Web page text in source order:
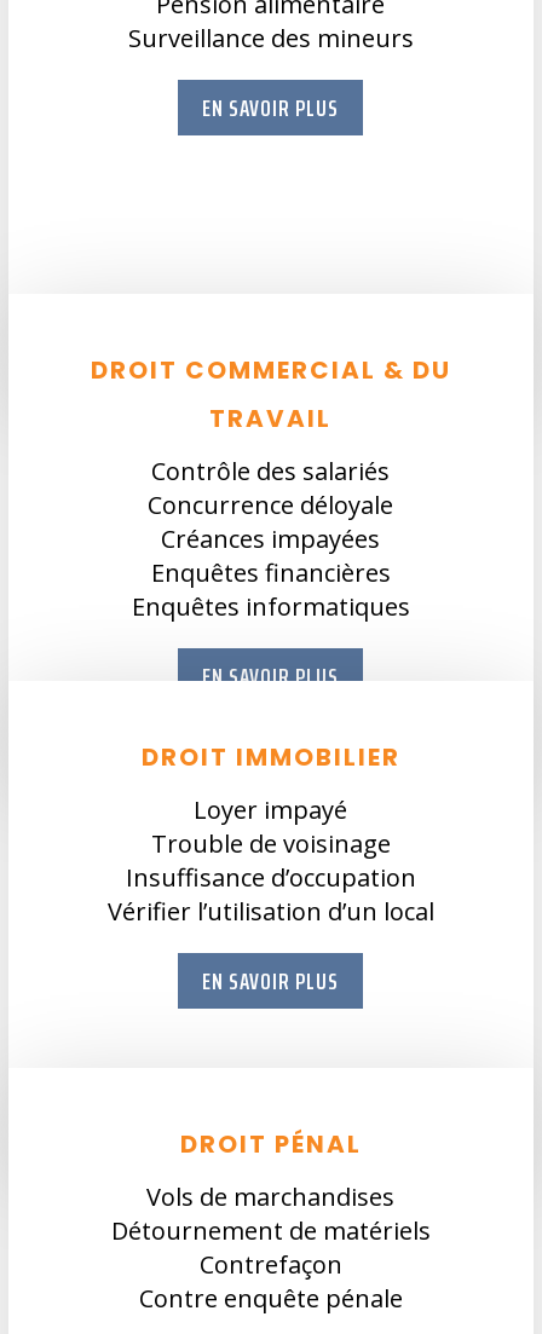
Surveillance des mineurs
EN SAVOIR PLUS
DROIT COMMERCIAL & DU
TRAVAIL
Contrôle des salariés
Concurrence déloyale
Créances impayées
Enquêtes financières
Enquêtes informatiques
EN SAVOIR PLUS
DROIT IMMOBILIER
Loyer impayé
Trouble de voisinage
Insuffisance d’occupation
Vérifier l’utilisation d’un local
EN SAVOIR PLUS
DROIT PÉNAL
Vols de marchandises
Détournement de matériels
Contrefaçon
Contre enquête pénale